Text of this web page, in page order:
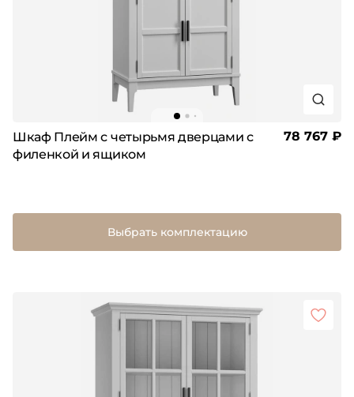
Шкаф Плейм с четырьмя дверцами с
филенкой и ящиком
78 767 ₽
Выбрать комплектацию